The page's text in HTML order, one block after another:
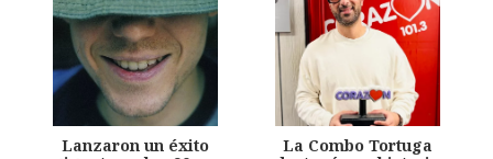
Lanzaron un éxito
La Combo Tortuga